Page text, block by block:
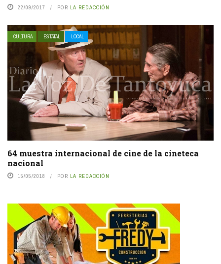
22/09/2017 POR LA REDACCIÓN
CULTURA ESTATAL LOCAL
64 muestra internacional de cine de la cineteca
nacional
15/05/2018 POR LA REDACCIÓN